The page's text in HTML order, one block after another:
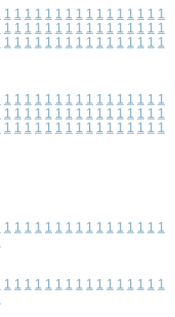
1 1 1 1 1 1 1 1 1 1 1 1 1 1 1 1
1 1 1 1 1 1 1 1 1 1 1 1 1 1 1 1
1 1 1 1 1 1 1 1 1 1 1 1 1 1 1 1
1 1 1 1 1 1 1 1 1 1 1 1 1 1 1 1
1 1 1 1 1 1 1 1 1 1 1 1 1 1 1 1
1 1 1 1 1 1 1 1 1 1 1 1 1 1 1 1
1 1 1 1 1 1 1 1 1 1 1 1 1 1 1 1
1 1 1 1 1 1 1 1 1 1 1 1 1 1 1 1